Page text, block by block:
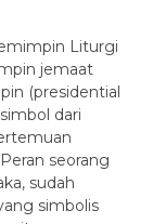
Liturgi
jemaat
(presidential
dari
seorang
sudah
simbolis